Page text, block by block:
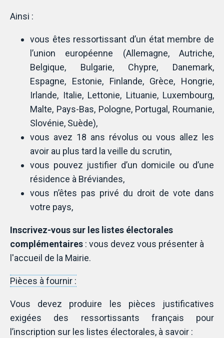
Ainsi :
vous êtes ressortissant d’un état membre de
l’union européenne (Allemagne, Autriche,
Belgique, Bulgarie, Chypre, Danemark,
Espagne, Estonie, Finlande, Grèce, Hongrie,
Irlande, Italie, Lettonie, Lituanie, Luxembourg,
Malte, Pays-Bas, Pologne, Portugal, Roumanie,
Slovénie, Suède),
vous avez 18 ans révolus ou vous allez les
avoir au plus tard la veille du scrutin,
vous pouvez justifier d’un domicile ou d’une
résidence à Bréviandes,
vous n’êtes pas privé du droit de vote dans
votre pays,
Inscrivez-vous sur les listes électorales
complémentaires : vous devez vous présenter à
l'accueil de la Mairie.
Pièces à fournir :
Vous devez produire les pièces justificatives
exigées des ressortissants français pour
l’inscription sur les listes électorales, à savoir :